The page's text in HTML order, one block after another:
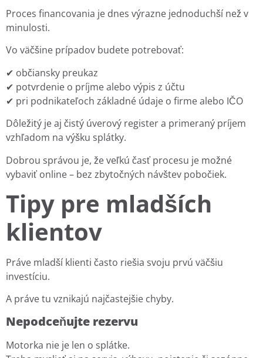
Proces financovania je dnes výrazne jednoduchší než v
minulosti.
Vo väčšine prípadov budete potrebovať:
✔ občiansky preukaz
✔ potvrdenie o príjme alebo výpis z účtu
✔ pri podnikateľoch základné údaje o firme alebo IČO
Dôležitý je aj čistý úverový register a primeraný príjem
vzhľadom na výšku splátky.
Dobrou správou je, že veľkú časť procesu je možné
vybaviť online – bez zbytočných návštev pobočiek.
Tipy pre mladších
klientov
Práve mladší klienti často riešia svoju prvú väčšiu
investíciu.
A práve tu vznikajú najčastejšie chyby.
Nepodceňujte rezervu
Motorka nie je len o splátke.